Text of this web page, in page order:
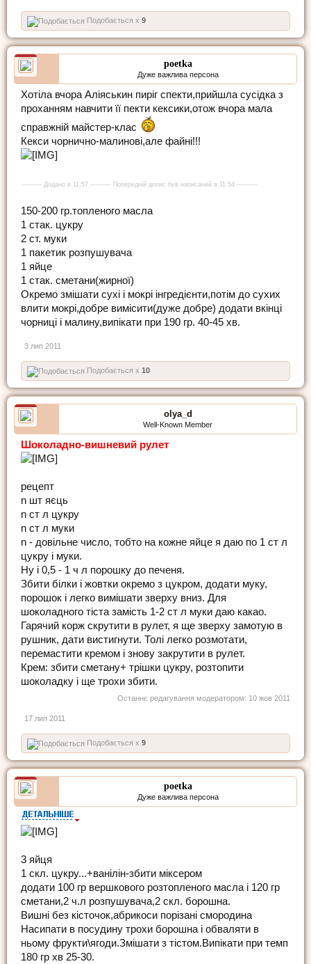
Подобається x 9
poetka
Дуже важлива персона
Хотіла вчора Аліяськин пиріг спекти,прийшла сусідка з
проханням навчити її пекти кексики,отож вчора мала
справжній майстер-клас
Кекси чорнично-малинові,але файні!!!
---------- Додано в 11:57 ---------- Попередній допис був написаний в 11:54 ----------
150-200 гр.топленого масла
1 стак. цукру
2 ст. муки
1 пакетик розпушувача
1 яйце
1 стак. сметани(жирної)
Окремо змішати сухі і мокрі інгредієнти,потім до сухих
влити мокрі,добре вимісити(дуже добре) додати вкінці
чорниці і малину,випікати при 190 гр. 40-45 хв.
3 лип 2011
Подобається x 10
olya_d
Well-Known Member
Шоколадно-вишневий рулет
рецепт
n шт яєць
n ст л цукру
n ст л муки
n - довільне число, тобто на кожне яйце я даю по 1 ст л
цукру і муки.
Ну і 0,5 - 1 ч л порошку до печеня.
Збити білки і жовтки окремо з цукром, додати муку,
порошок і легко вимішати зверху вниз. Для
шоколадного тіста замість 1-2 ст л муки даю какао.
Гарячий корж скрутити в рулет, я ще зверху замотую в
рушник, дати вистигнути. Толі легко розмотати,
перемастити кремом і знову закрутити в рулет.
Крем: збити сметану+ трішки цукру, розтопити
шоколадку і ще трохи збити.
Останнє редагування модератором: 10 жов 2011
17 лип 2011
Подобається x 9
poetka
Дуже важлива персона
3 яйця
1 скл. цукру...+ванілін-збити міксером
додати 100 гр вершкового розтопленого масла і 120 гр
сметани,2 ч.л розпушувача,2 скл. борошна.
Вишні без кісточок,абрикоси порізані смородина
Насипати в посудину трохи борошна і обваляти в
ньому фрукти\ягоди.Змішати з тістом.Випікати при темп
180 гр хв 25-30.